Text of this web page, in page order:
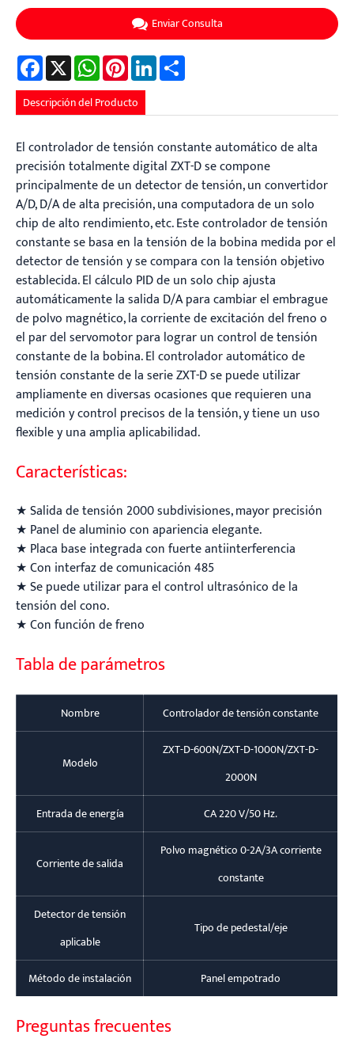
Enviar Consulta
Facebook
X WhatsAppPinterestLinkedIn
Descripción del Producto
El controlador de tensión constante automático de alta
precisión totalmente digital ZXT-D se compone
principalmente de un detector de tensión, un convertidor
A/D, D/A de alta precisión, una computadora de un solo
chip de alto rendimiento, etc. Este controlador de tensión
constante se basa en la tensión de la bobina medida por el
detector de tensión y se compara con la tensión objetivo
establecida. El cálculo PID de un solo chip ajusta
automáticamente la salida D/A para cambiar el embrague
de polvo magnético, la corriente de excitación del freno o
el par del servomotor para lograr un control de tensión
constante de la bobina. El controlador automático de
tensión constante de la serie ZXT-D se puede utilizar
ampliamente en diversas ocasiones que requieren una
medición y control precisos de la tensión, y tiene un uso
flexible y una amplia aplicabilidad.
Características:
★ Salida de tensión 2000 subdivisiones, mayor precisión
★ Panel de aluminio con apariencia elegante.
★ Placa base integrada con fuerte antiinterferencia
★ Con interfaz de comunicación 485
★ Se puede utilizar para el control ultrasónico de la
tensión del cono.
★ Con función de freno
Tabla de parámetros
Nombre Controlador de tensión constante
Modelo
ZXT-D-600N/ZXT-D-1000N/ZXT-D-
2000N
Entrada de energía
CA 220 V/50 Hz.
Corriente de salida
Polvo magnético 0-2A/3A corriente
constante
Detector de tensión
aplicable
Tipo de pedestal/eje
Método de instalación Panel empotrado
Preguntas frecuentes